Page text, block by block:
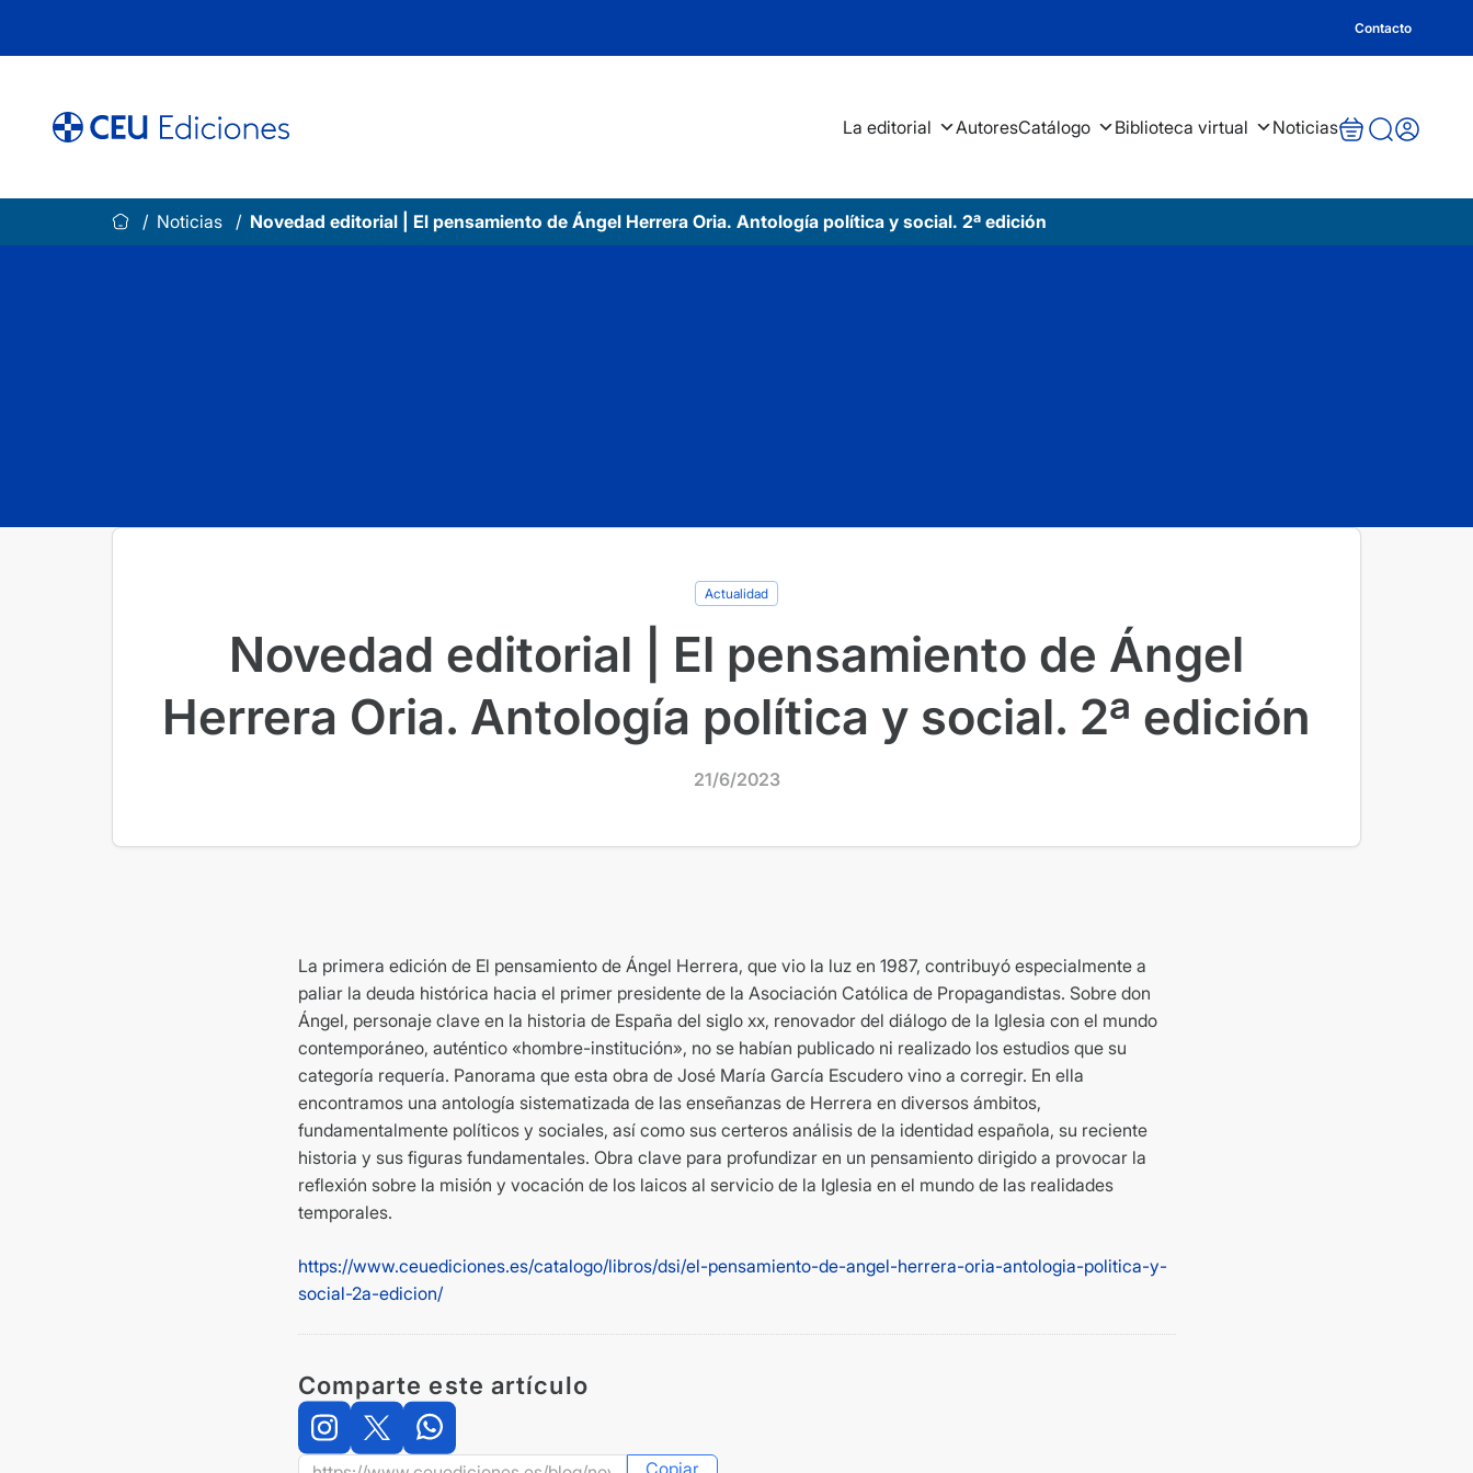
Contacto
La editorial AutoresCatálogo Biblioteca virtual Noticias
Noticias Novedad editorial | El pensamiento de Ángel Herrera Oria. Antología política y social. 2ª edición
Actualidad
Novedad editorial | El pensamiento de Ángel
Herrera Oria. Antología política y social. 2ª edición
21/6/2023
La primera edición de El pensamiento de Ángel Herrera, que vio la luz en 1987, contribuyó especialmente a
paliar la deuda histórica hacia el primer presidente de la Asociación Católica de Propagandistas. Sobre don
Ángel, personaje clave en la historia de España del siglo xx, renovador del diálogo de la Iglesia con el mundo
contemporáneo, auténtico «hombre-institución», no se habían publicado ni realizado los estudios que su
categoría requería. Panorama que esta obra de José María García Escudero vino a corregir. En ella
encontramos una antología sistematizada de las enseñanzas de Herrera en diversos ámbitos,
fundamentalmente políticos y sociales, así como sus certeros análisis de la identidad española, su reciente
historia y sus figuras fundamentales. Obra clave para profundizar en un pensamiento dirigido a provocar la
reflexión sobre la misión y vocación de los laicos al servicio de la Iglesia en el mundo de las realidades
temporales.
https://www.ceuediciones.es/catalogo/libros/dsi/el-pensamiento-de-angel-herrera-oria-antologia-politica-y-
social-2a-edicion/
Comparte este artículo